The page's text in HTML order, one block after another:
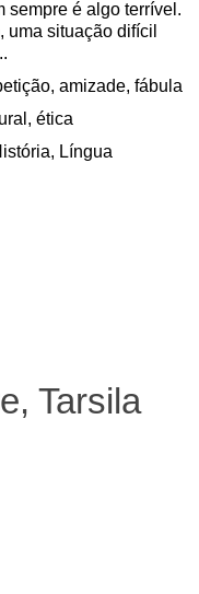
sempre é algo terrível.
uma situação difícil
amizade, fábula
ética
Língua
Tarsila